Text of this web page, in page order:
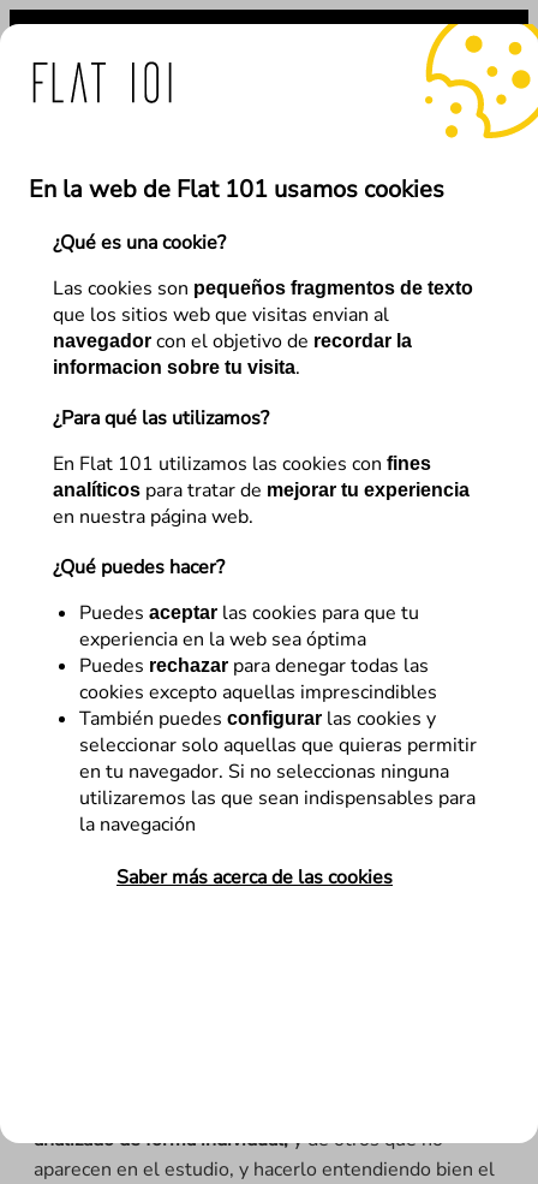
En la web de Flat 101 usamos cookies
¿Qué es una cookie?
Las cookies son pequeños fragmentos de texto
que los sitios web que visitas envian al
navegador con el objetivo de recordar la
informacion sobre tu visita.
¿Para qué las utilizamos?
En Flat 101 utilizamos las cookies con fines
analíticos para tratar de mejorar tu experiencia
en nuestra página web.
¿Qué puedes hacer?
Puedes aceptar las cookies para que tu
experiencia en la web sea óptima
Puedes rechazar para denegar todas las
cookies excepto aquellas imprescindibles
También puedes configurar las cookies y
seleccionar solo aquellas que quieras permitir
en tu navegador. Si no seleccionas ninguna
utilizaremos las que sean indispensables para
la navegación
Saber más acerca de las cookies
Saltar
contenido
de Flat 101 ante el
Anterior Siguiente
E-commerce
Análisis del impacto del
Covid-19 en la venta online de
moda.
Ricardo Tayar
CEO & Founder en Flat 101. Soy emprendedor y
directivo digital con más de 20 años de experiencia
liderando compañías, equipos y proyectos de alto
impacto, siempre desde una visión realista, ética y
profundamente humana.
12 de abril de 2020
Empiezo con este una serie de post destinados a
analizado de forma individual,y de otros que no
aparecen en el estudio, y hacerlo entendiendo bien el